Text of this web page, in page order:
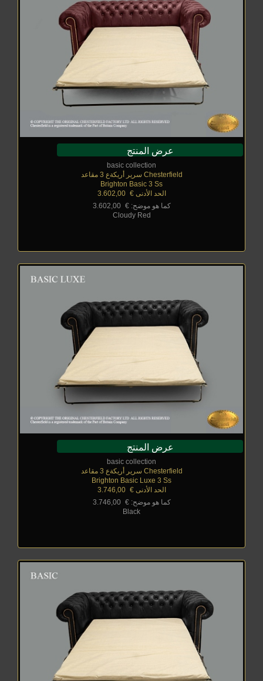
عرض المنتج
basic collection
Chesterfield سرير أريكةع 3 مقاعد
Brighton Basic 3 Ss
الحد الأدنى € _
3.602,00
كما هو موضح: € _
3.602,00
Cloudy Red
عرض المنتج
basic collection
Chesterfield سرير أريكةع 3 مقاعد
Brighton Basic Luxe 3 Ss
الحد الأدنى € _
3.746,00
كما هو موضح: € _
3.746,00
Black